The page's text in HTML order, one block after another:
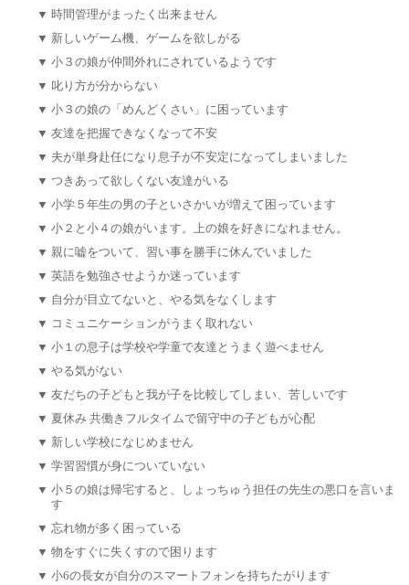
▼ 時間管理がまったく出来ません
▼ 新しいゲーム機、ゲームを欲しがる
▼ 小３の娘が仲間外れにされているようです
▼ 叱り方が分からない
▼ 小３の娘の「めんどくさい」に困っています
▼ 友達を把握できなくなって不安
▼ 夫が単身赴任になり息子が不安定になってしまいました
▼ つきあって欲しくない友達がいる
▼ 小学５年生の男の子といさかいが増えて困っています
▼ 小２と小４の娘がいます。上の娘を好きになれません。
▼ 親に嘘をついて、習い事を勝手に休んでいました
▼ 英語を勉強させようか迷っています
▼ 自分が目立てないと、やる気をなくします
▼ コミュニケーションがうまく取れない
▼ 小１の息子は学校や学童で友達とうまく遊べません
▼ やる気がない
▼ 友だちの子どもと我が子を比較してしまい、苦しいです
▼ 夏休み 共働きフルタイムで留守中の子どもが心配
▼ 新しい学校になじめません
▼ 学習習慣が身についていない
▼ 小５の娘は帰宅すると、しょっちゅう担任の先生の悪口を言いま
す
▼ 忘れ物が多く困っている
▼ 物をすぐに失くすので困ります
▼ 小6の長女が自分のスマートフォンを持ちたがります